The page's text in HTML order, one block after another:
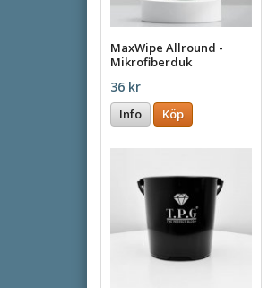
MaxWipe Allround -
Mikrofiberduk
36 kr
Info Köp